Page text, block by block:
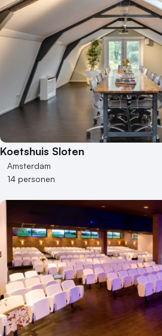
Koetshuis Sloten
Amsterdam
14 personen